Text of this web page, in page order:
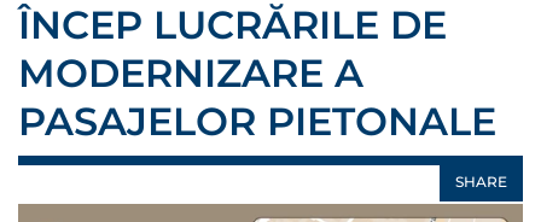
ÎNCEP LUCRĂRILE DE
MODERNIZARE A
PASAJELOR PIETONALE
SHARE